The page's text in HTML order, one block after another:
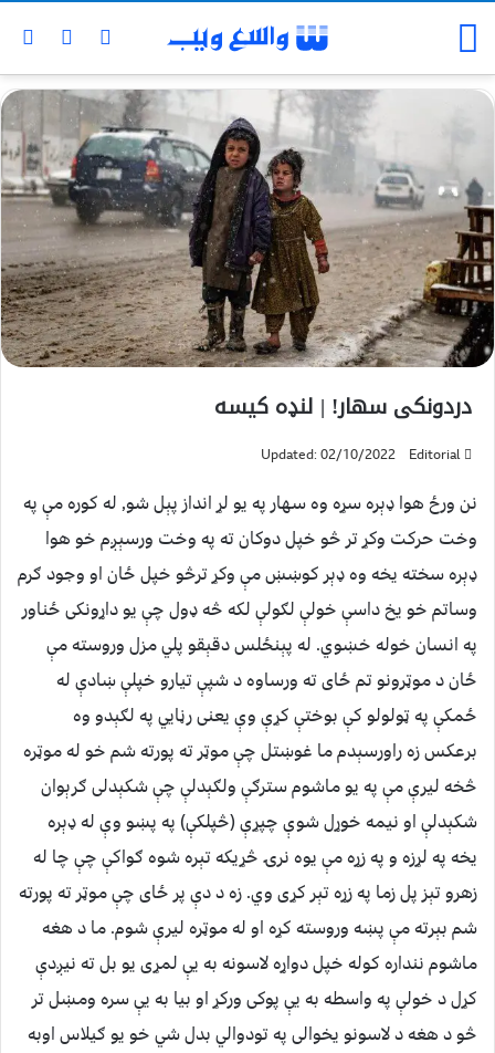
دردونکی سهار! | لنډه کيسه
Editorial
Updated: 02/10/2022
نن ورځ هوا ډېره سړه وه سهار په يو لړ انداز پېل شو, له کوره مې په
وخت حرکت وکړ تر څو خپل دوکان ته په وخت ورسېږم خو هوا
ډېره سخته يخه وه ډېر کوښښ مې وکړ ترڅو خپل ځان او وجود ګرم
وساتم خو يخ داسې خولې لګولې لکه څه ډول چې يو داړونکی ځناور
په انسان خوله خښوي. له پېنځلس دقېقو پلي مزل وروسته مې
ځان د موټرونو تم ځای ته ورساوه د شپې تيارو خپلې ښادې له
ځمکې په ټولولو کې بوختې کړې وې یعنی رڼايي په لګېدو وه
برعکس زه راورسېدم ما غوښتل چې موټر ته پورته شم خو له موټره
څخه ليرې مې په يو ماشوم سترګې ولګېدلې چې شکېدلی ګرېوان
شکېدلې او نيمه خوړل شوې چپړې (څپلکې) په پښو وې له ډېره
يخه په لړزه و په زړه مې يوه نرۍ څړيکه تېره شوه ګواکې چې چا له
زهرو تېز پل زما په زړه تېر کړی وي. زه د دې پر ځای چې موټر ته پورته
شم بېرته مې پښه وروسته کړه او له موټره ليرې شوم. ما د هغه
ماشوم ننداره کوله خپل دواړه لاسونه به يې لمړی يو بل ته نيږدې
کړل د خولې په واسطه به يې پوکی ورکړ او بيا به يې سره ومښل تر
څو د هغه د لاسونو يخوالی په تودوالي بدل شي خو يو ګيلاس اوبه